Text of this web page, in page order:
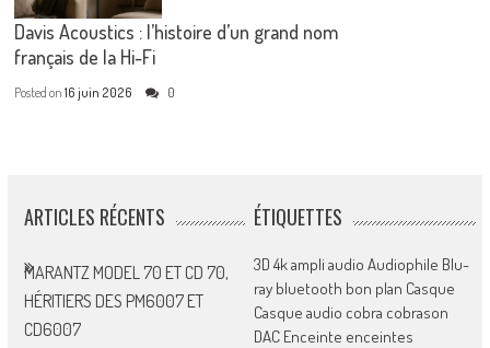
Davis Acoustics : l’histoire d’un grand nom
français de la Hi-Fi
Posted on16 juin 2026 0
ARTICLES RÉCENTS
MARANTZ MODEL 70 ET CD 70,
HÉRITIERS DES PM6007 ET
CD6007
ÉTIQUETTES
3D 4kampli audio Audiophile Blu-
ray bluetooth bon plan Casque
Casque audio cobra cobrason
DAC Enceinte enceintes